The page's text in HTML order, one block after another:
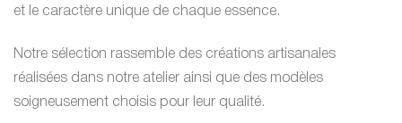
et le caractère unique de chaque essence.
Notre sélection rassemble des créations artisanales
réalisées dans notre atelier ainsi que des modèles
soigneusement choisis pour leur qualité.